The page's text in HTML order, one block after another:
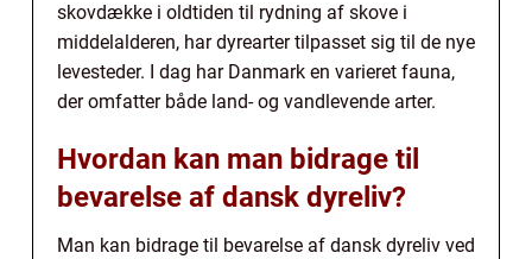
skovdække i oldtiden til rydning af skove i
middelalderen, har dyrearter tilpasset sig til de nye
levesteder. I dag har Danmark en varieret fauna,
der omfatter både land- og vandlevende arter.
Hvordan kan man bidrage til
bevarelse af dansk dyreliv?
Man kan bidrage til bevarelse af dansk dyreliv ved